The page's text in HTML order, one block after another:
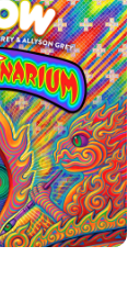
twitter
en linkedin
en youtube